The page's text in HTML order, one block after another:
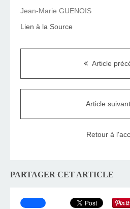
Jean-Marie GUENOIS
Lien à la Source
Article
Article suivant
Retour à
PARTAGER CET ARTICLE